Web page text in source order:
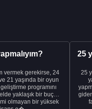
vermek gerekirse, 24
21 yaşında bir oyun
geliştirme programını
yaklaşık bir buçuk
olmayan bir yüksek
25